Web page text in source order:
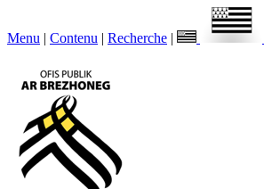
Menu | Contenu | Recherche |